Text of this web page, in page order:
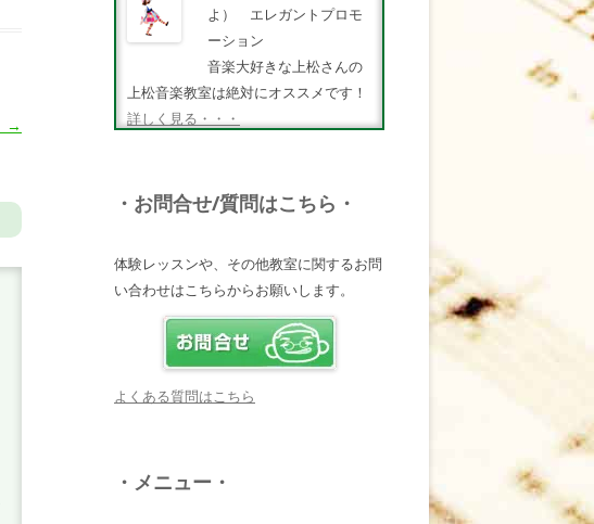
→
よ） エレガントプロモ
ーション
音楽大好きな上松さんの
上松音楽教室は絶対にオススメです！
詳しく見る・・・
FMキタQ.ラジオパーソナ
知識が豊富で頼りになる
超おすすめしたい人です♪
詳しく見る・・・
電子オルガンプレーヤ
ともっともっと音楽大好
・お問合せ/質問はこちら・
体験レッスンや、その他教室に関するお問
い合わせはこちらからお願いします。
よくある質問はこちら
・メニュー・